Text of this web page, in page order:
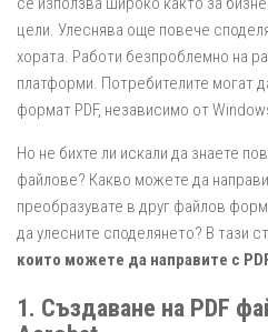
цели. Улеснява още повече
хората. Работи безпроблемно на
платформи. Потребителите могат
формат PDF, независимо от
Но не бихте ли искали да знаете
файлове? Какво можете да
преобразувате в друг файлов
да улесните споделянето? В тази
които можете да направите с
1. Създаване на PDF